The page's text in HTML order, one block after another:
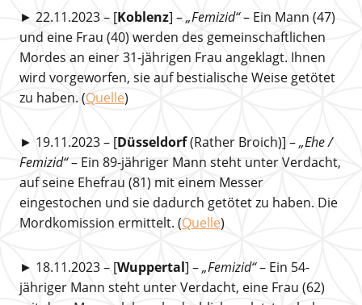
► 22.11.2023 – [Koblenz] –„Femizid“– Ein Mann (47)
und eine Frau (40) werden des gemeinschaftlichen
Mordes an einer 31-jährigen Frau angeklagt. Ihnen
wird vorgeworfen, sie auf bestialische Weise getötet
zu haben. (Quelle)
► 19.11.2023 – [Düsseldorf(Rather Broich)] –„Ehe /
Femizid“– Ein 89-jähriger Mann steht unter Verdacht,
auf seine Ehefrau (81) mit einem Messer
eingestochen und sie dadurch getötet zu haben. Die
Mordkomission ermittelt. (Quelle)
► 18.11.2023 – [Wuppertal] –„Femizid“– Ein 54-
jähriger Mann steht unter Verdacht, eine Frau (62)